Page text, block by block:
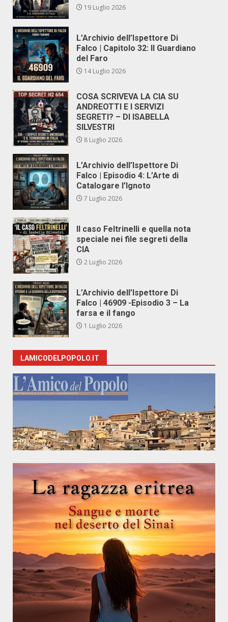
19 Luglio 2026
L’Archivio dell’Ispettore Di
Falco | Capitolo 32: Il Guardiano
del Faro
14 Luglio 2026
COSA SCRIVEVA LA CIA SU
ANDREOTTI E I SERVIZI
SEGRETI? – DI ISABELLA
SILVESTRI
8 Luglio 2026
L’Archivio dell’Ispettore Di
Falco | Episodio 4: L’Arte di
Catalogare l’Ignoto
7 Luglio 2026
Il caso Feltrinelli e quella nota
speciale nei file segreti della
CIA
2 Luglio 2026
L’Archivio dell’Ispettore Di
Falco | 46909 -Episodio 3 – La
farsa e il fango
1 Luglio 2026
LAMICODELPOPOLO.IT